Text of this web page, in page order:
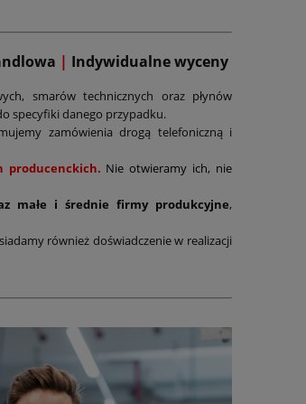
| Indywidualne wyceny
smarów technicznych oraz płynów
specyfiki danego przypadku.
zamówienia drogą telefoniczną i
producenckich. Nie otwieramy ich, nie
małe i średnie firmy produkcyjne,
również doświadczenie w realizacji